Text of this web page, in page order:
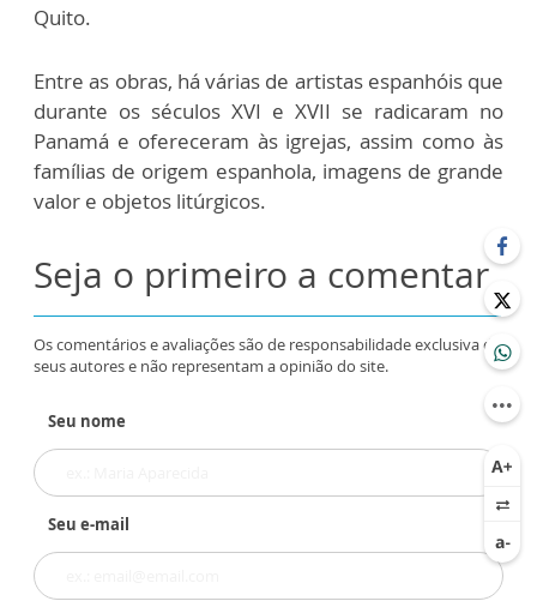
Quito.
Entre as obras, há várias de artistas espanhóis que
durante os séculos XVI e XVII se radicaram no
Panamá e ofereceram às igrejas, assim como às
famílias de origem espanhola, imagens de grande
valor e objetos litúrgicos.
Seja o primeiro a comentar
Os comentários e avaliações são de responsabilidade exclusiva de
seus autores e não representam a opinião do site.
Seu nome
Seu e-mail